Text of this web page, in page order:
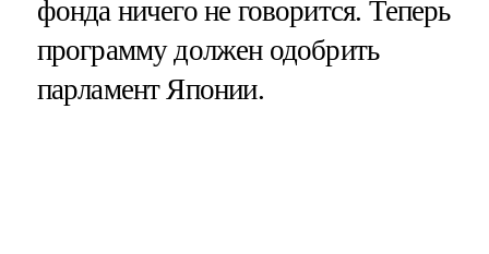
фонда ничего не говорится. Теперь
программу должен одобрить
парламент Японии.